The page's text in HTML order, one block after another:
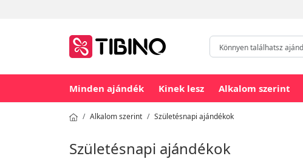
Minden ajándék Kinek lesz Alkalom szerint
Alkalom szerint Születésnapi ajándékok
Születésnapi ajándékok